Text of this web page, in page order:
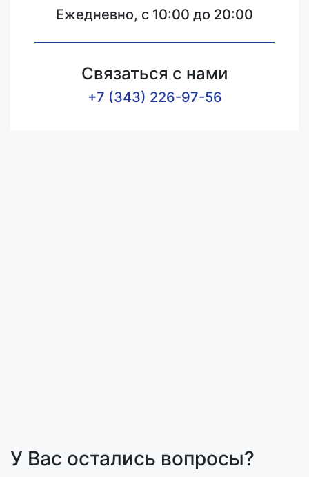
Ежедневно, с 10:00 до 20:00
Связаться с нами
+7 (343) 226-97-56
У Вас остались вопросы?